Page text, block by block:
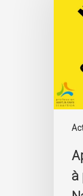
projets
de
Sport
à